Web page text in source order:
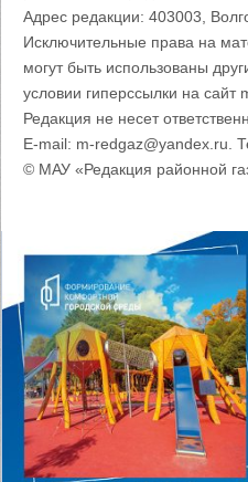
Адрес редакции: 403003,
Исключительные права на
могут быть использованы
условии гиперссылки на сайт
Редакция не несет
E-mail: m-redgaz@yandex.ru.
© МАУ «Редакция районной